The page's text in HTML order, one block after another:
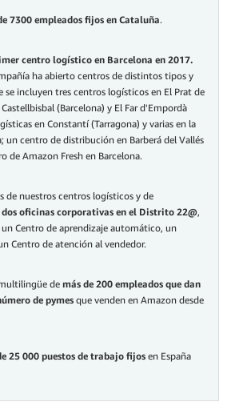
7300 empleados fijos en Cataluña.
centro logístico en Barcelona en 2017.
ha abierto centros de distintos tipos y
se incluyen tres centros logísticos en El Prat de
(Barcelona) y El Far d'Empordà
en Constantí (Tarragona) y varias en la
un centro de distribución en Barberá del Vallés
de Amazon Fresh en Barcelona.
de nuestros centros logísticos y de
dos oficinas corporativas en el Distrito 22@,
Centro de aprendizaje automático, un
Centro de atención al vendedor.
de más de 200 empleados que dan
de pymes que venden en Amazon desde
25 000 puestos de trabajo fijos en España